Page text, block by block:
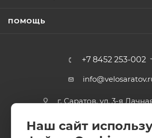
ПОМОЩЬ
+7 8452 253-002
г. Саратов, ул. 3-я
Наш сайт